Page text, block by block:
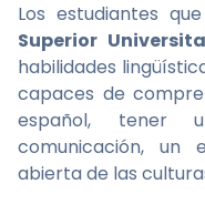
Los estudiantes
Superior
habilidades
capaces de
español, tener
comunicación, un
abierta de las